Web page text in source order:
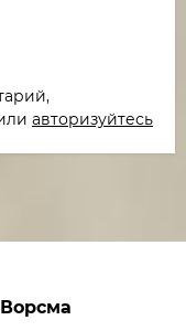
авторизуйтесь